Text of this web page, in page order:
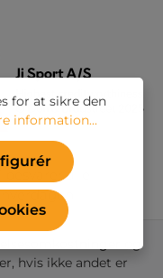
besvarer alle
hvis ikke andet er
for at sikre den
information...